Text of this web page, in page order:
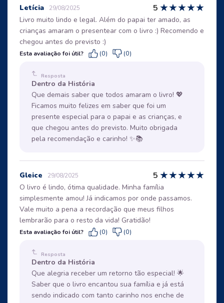
Letícia 29/08/2025 5 ★★★★★
Livro muito lindo e legal. Além do papai ter amado, as
crianças amaram o presentear com o livro :) Recomendo e
chegou antes do previsto :)
Esta avaliação foi útil? (0) (0)
Resposta
Dentro da História
Que demais saber que todos amaram o livro! 💖
Ficamos muito felizes em saber que foi um
presente especial para o papai e as crianças, e
que chegou antes do previsto. Muito obrigada
pela recomendação e carinho! ✨📚
Gleice 29/08/2025 5 ★★★★★
O livro é lindo, ótima qualidade. Minha família
simplesmente amou! Já indicamos por onde passamos.
Vale muito a pena a recordação que meus filhos
lembrarão para o resto da vida! Gratidão!
Esta avaliação foi útil? (0) (0)
Resposta
Dentro da História
Que alegria receber um retorno tão especial! 🌟
Saber que o livro encantou sua família e já está
sendo indicado com tanto carinho nos enche de